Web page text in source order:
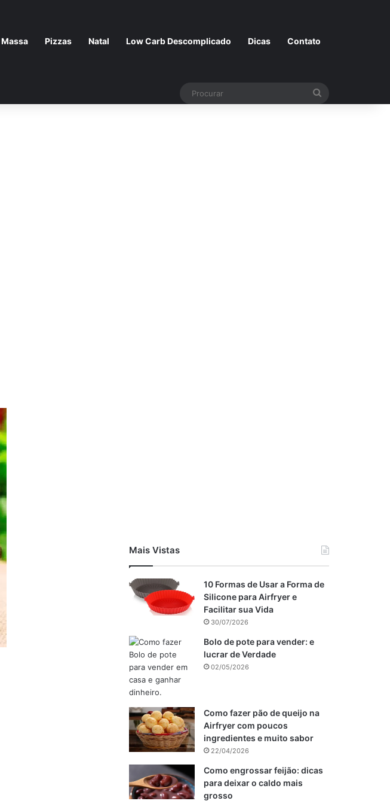
Massa Pizzas Natal Low Carb Descomplicado Dicas Contato
Mais Vistas
10 Formas de Usar a Forma de
Silicone para Airfryer e
Facilitar sua Vida
30/07/2026
Bolo de pote para vender: e
lucrar de Verdade
02/05/2026
Como fazer pão de queijo na
Airfryer com poucos
ingredientes e muito sabor
22/04/2026
Como engrossar feijão: dicas
para deixar o caldo mais
grosso